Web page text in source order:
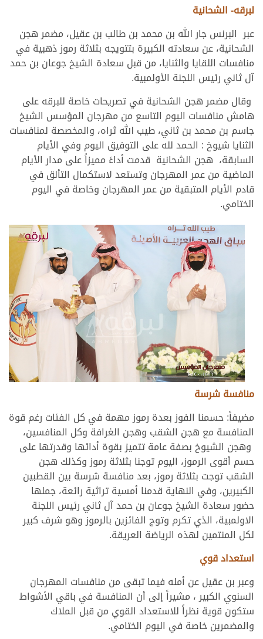
لبرقه- الشحانية
عبر البرنس جار الله بن محمد بن طالب بن عقيل، مضمر هجن
الشحانية، عن سعادته الكبيرة بتتويجه بثلاثة رموز ذهبية في
منافسات اللقايا والثنايا، من قبل سعادة الشيخ جوعان بن حمد
آل ثاني رئيس اللجنة الأولمبية.
وقال مضمر هجن الشحانية في تصريحات خاصة للبرقه على
هامش منافسات اليوم التاسع من مهرجان المؤسس الشيخ
جاسم بن محمد بن ثاني، طيب الله ثراه، والمخصصة لمنافسات
الثنايا شيوخ : الحمد لله على التوفيق اليوم وفي الأيام
السابقة، هجن الشحانية قدمت أداءً مميزاً على مدار الأيام
الماضية من عمر المهرجان وتستعد لاستكمال التألق في
قادم الأيام المتبقية من عمر المهرجان وخاصة في اليوم
الختامي.
منافسة شرسة
مضيفاً: حسمنا الفوز بعدة رموز مهمة في كل الفئات رغم قوة
المنافسة مع هجن الشقب وهجن الغرافة وكل المنافسين،
وهجن الشيوخ بصفة عامة تتميز بقوة أدائها وقدرتها على
حسم أقوى الرموز، اليوم توجنا بثلاثة رموز وكذلك هجن
الشقب توجت بثلاثة رموز، بعد منافسة شرسة بين القطبين
الكبيرين، وفي النهاية قدمنا أمسية تراثية رائعة، جملها
حضور سعادة الشيخ جوعان بن حمد آل ثاني رئيس اللجنة
الاولمبية، الذي تكرم وتوج الفائزين بالرموز وهو شرف كبير
لكل المنتمين لهذه الرياضة العريقة.
استعداد قوي
وعبر بن عقيل عن أمله فيما تبقى من منافسات المهرجان
السنوي الكبير ، مشيراً إلى أن المنافسة في باقي الأشواط
ستكون قوية نظراً للاستعداد القوي من قبل الملاك
والمضمرين خاصة في اليوم الختامي.